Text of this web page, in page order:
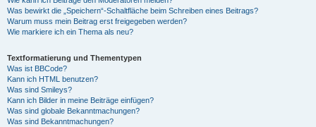
Was bewirkt die „Speichern“-Schaltfläche beim Schreiben eines Beitrags?
Warum muss mein Beitrag erst freigegeben werden?
Wie markiere ich ein Thema als neu?
Textformatierung und Thementypen
Was ist BBCode?
Kann ich HTML benutzen?
Was sind Smileys?
Kann ich Bilder in meine Beiträge einfügen?
Was sind globale Bekanntmachungen?
Was sind Bekanntmachungen?